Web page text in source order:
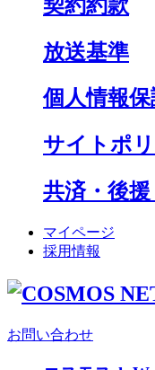
契約約款
放送基準
個人情報
サイトポ
共済・後
マイページ
採用情報
お問い合わせ